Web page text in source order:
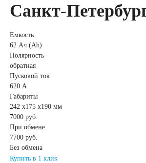
Санкт-
Емкость
62 Ач (Ah)
Полярность
обратная
Пусковой ток
620 А
Габариты
242 x175 x190 мм
7000 руб.
При обмене
7700 руб.
Без обмена
Купить в 1 клик